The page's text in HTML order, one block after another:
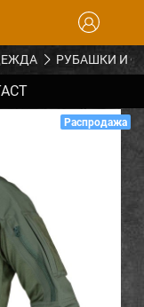
РУБАШКИ И
Распродажа